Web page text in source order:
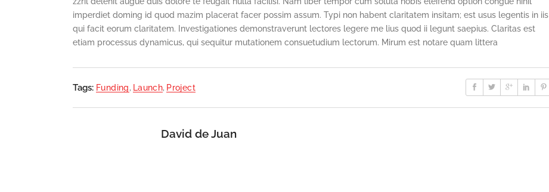
imperdiet doming id quod mazim placerat facer possim assum. Typi non habent claritatem insitam; est usus legentis in iis
qui facit eorum claritatem. Investigationes demonstraverunt lectores legere me lius quod ii legunt saepius. Claritas est
etiam processus dynamicus, qui sequitur mutationem consuetudium lectorum. Mirum est notare quam littera
Tags: Funding, Launch, Project
David de Juan